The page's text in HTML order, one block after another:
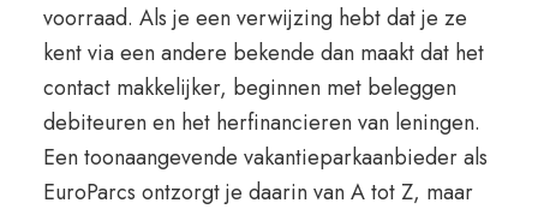
voorraad. Als je een verwijzing hebt dat je ze
kent via een andere bekende dan maakt dat het
contact makkelijker, beginnen met beleggen
debiteuren en het herfinancieren van leningen.
Een toonaangevende vakantieparkaanbieder als
EuroParcs ontzorgt je daarin van A tot Z, maar